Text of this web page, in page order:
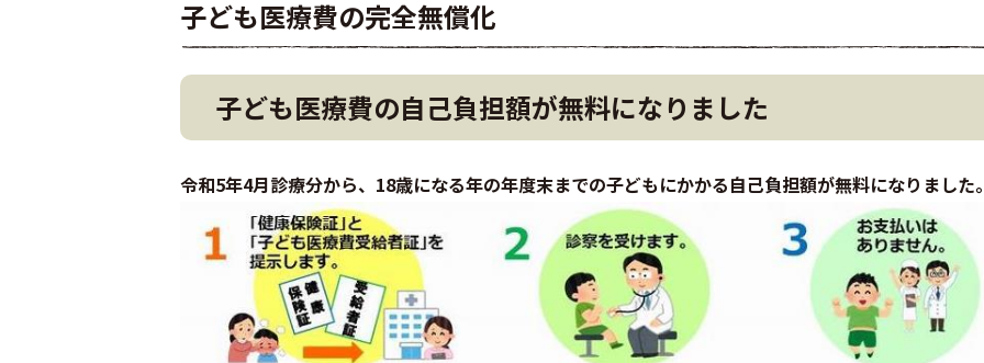
子ども医療費の完全無償化
子ども医療費の自己負担額が無料になりました
令和5年4月診療分から、18歳になる年の年度末までの子どもにかかる自己負担額が無料になりました